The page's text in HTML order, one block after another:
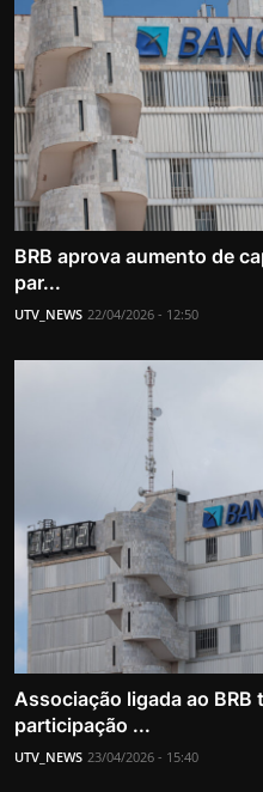
BRB aprova aumento de
par...
UTV_NEWS 22/04/2026 - 12:50
Associação ligada ao BRB
participação ...
UTV_NEWS 23/04/2026 - 15:40